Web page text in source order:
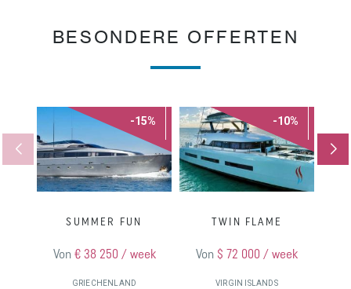
BESONDERE OFFERTEN
-15%
SUMMER FUN
Von € 38 250 / week
GRIECHENLAND
-10%
TWIN FLAME
Von $ 72 000 / week
VIRGIN ISLANDS